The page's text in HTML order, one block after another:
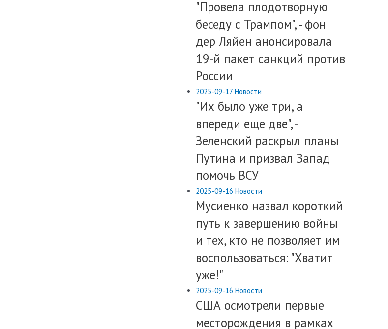
​"Провела плодотворную
беседу с Трампом", - фон
дер Ляйен анонсировала
19-й пакет санкций против
России
2025-09-17 Новости
​"Их было уже три, а
впереди еще две", -
Зеленский раскрыл планы
Путина и призвал Запад
помочь ВСУ
2025-09-16 Новости
Мусиенко назвал короткий
путь к завершению войны
и тех, кто не позволяет им
воспользоваться: "Хватит
уже!"
2025-09-16 Новости
США осмотрели первые
месторождения в рамках